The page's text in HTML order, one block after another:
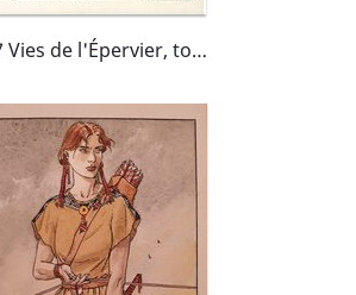
Les 7 Vies de l'Épervier, tome 3 - L'Arbre de Mai